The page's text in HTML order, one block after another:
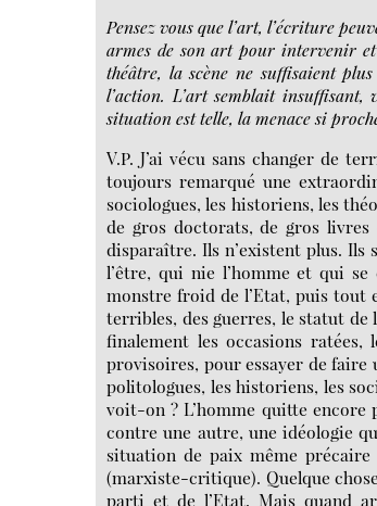
Pensez vous que l’art, l’écriture
armes de son art pour intervenir
théâtre, la scène ne suffisaient
l’action. L’art semblait
situation est telle, la menace si
V.P. J’ai vécu sans changer de
toujours remarqué une
sociologues, les historiens, les
de gros doctorats, de gros
disparaître. Ils n’existent plus.
l’être, qui nie l’homme et qui
monstre froid de l’Etat, puis tout
terribles, des guerres, le statut de
finalement les occasions ratées,
provisoires, pour essayer de
politologues, les historiens, les
voit-on ? L’homme quitte encore
contre une autre, une idéologie
situation de paix même
(marxiste-critique). Quelque
parti et de l’Etat. Mais quand